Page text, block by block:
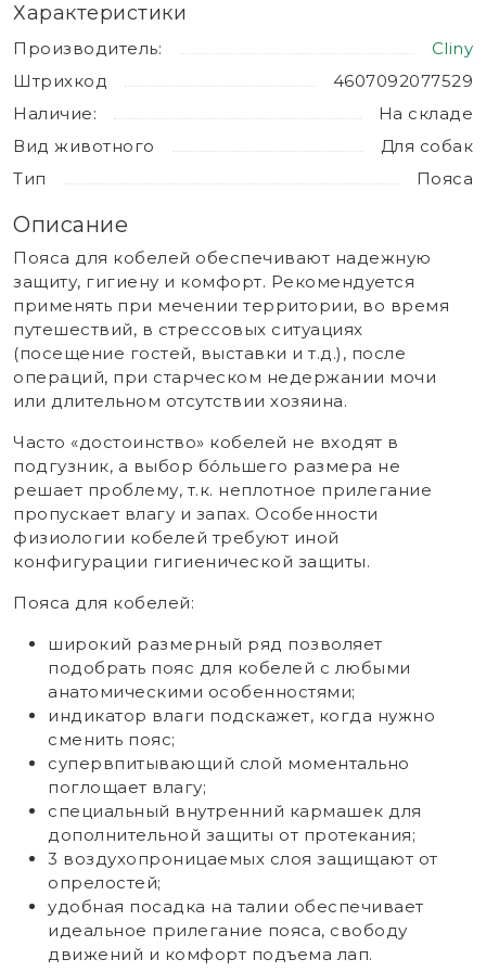
Характеристики
Производитель:
Cliny
Штрихкод
4607092077529
Наличие:
На складе
Вид животного
Для собак
Тип
Пояса
Описание
Пояса для кобелей обеспечивают надежную
защиту, гигиену и комфорт. Рекомендуется
применять при мечении территории, во время
путешествий, в стрессовых ситуациях
(посещение гостей, выставки и т.д.), после
операций, при старческом недержании мочи
или длительном отсутствии хозяина.
Часто «достоинство» кобелей не входят в
подгузник, а выбор бо́льшего размера не
решает проблему, т.к. неплотное прилегание
пропускает влагу и запах. Особенности
физиологии кобелей требуют иной
конфигурации гигиенической защиты.
Пояса для кобелей:
широкий размерный ряд позволяет
подобрать пояс для кобелей с любыми
анатомическими особенностями;
индикатор влаги подскажет, когда нужно
сменить пояс;
супервпитывающий слой моментально
поглощает влагу;
специальный внутренний кармашек для
дополнительной защиты от протекания;
3 воздухопроницаемых слоя защищают от
опрелостей;
удобная посадка на талии обеспечивает
идеальное прилегание пояса, свободу
движений и комфорт подъема лап.